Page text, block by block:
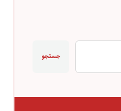
جستجو